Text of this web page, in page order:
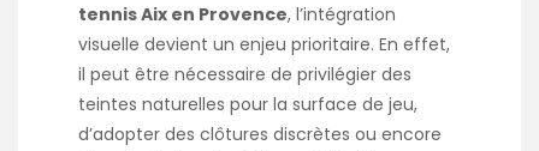
tennis Aix en Provence, l’intégration
visuelle devient un enjeu prioritaire. En effet,
il peut être nécessaire de privilégier des
teintes naturelles pour la surface de jeu,
d’adopter des clôtures discrètes ou encore